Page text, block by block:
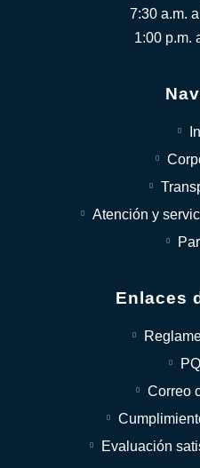
7:30 a.m.
1:00 p.m.
Atención y
Enlaces
Correo
Evaluación